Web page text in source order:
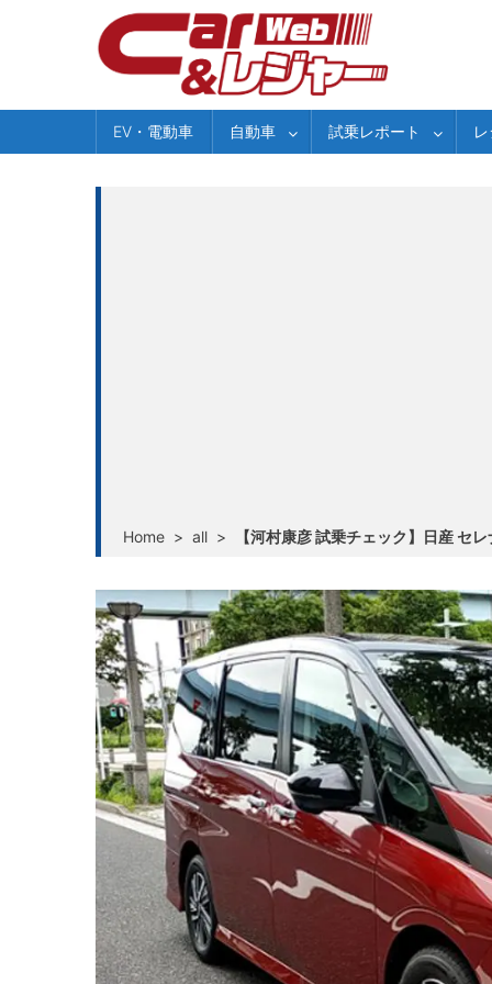
EV・電動車 自動車 試乗レポート
Home > all > 【河村康彦 試乗チェック】日産 セ